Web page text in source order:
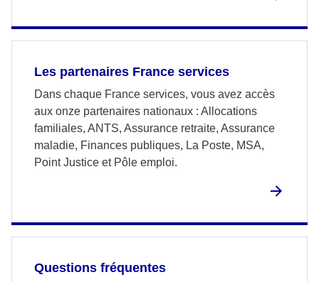
Les partenaires France services
Dans chaque France services, vous avez accès
aux onze partenaires nationaux : Allocations
familiales, ANTS, Assurance retraite, Assurance
maladie, Finances publiques, La Poste, MSA,
Point Justice et Pôle emploi.
Questions fréquentes